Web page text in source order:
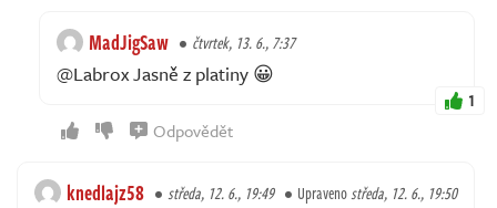
MadJigSaw čtvrtek, 13. 6., 7:37
@Labrox Jasně z platiny 😀
1
Odpovědět
knedlajz58 středa, 12. 6., 19:49 Upravenostředa, 12. 6., 19:50